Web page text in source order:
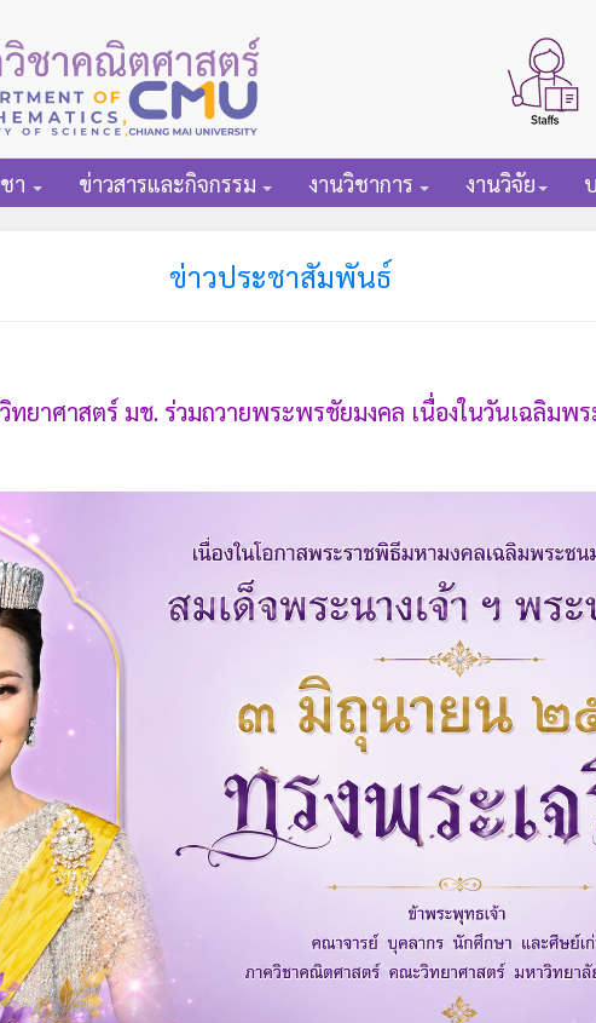
า ข่าวสารและกิจกรรม งานวิชาการ งานวิจัย
ข่าวประชาสัมพันธ์
ยาศาสตร์ มช. ร่วมถวายพระพรชัยมงคล เนื่องในวันเฉลิมพ